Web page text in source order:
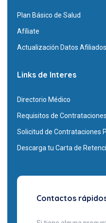
Plan Básico de Salud
Afíliate
Actualización Datos Afiliados
Links de Interes
Directorio Médico
Requisitos de Contrataciones
Solicitud de Contrataciones
Descarga tu Carta de
Contactos